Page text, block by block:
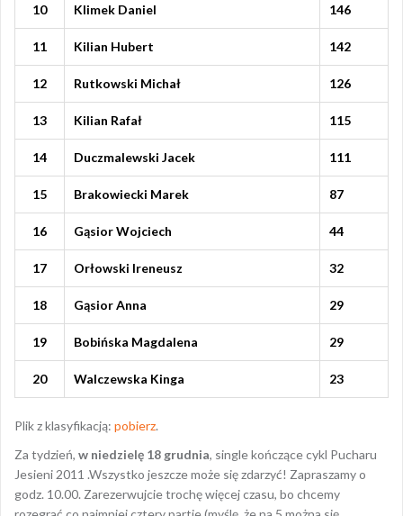
10 Klimek Daniel 146
11 Kilian Hubert 142
12 Rutkowski Michał 126
13 Kilian Rafał 115
14 Duczmalewski Jacek 111
15 Brakowiecki Marek 87
16 Gąsior Wojciech 44
17 Orłowski Ireneusz 32
18 Gąsior Anna 29
19 Bobińska Magdalena 29
20 Walczewska Kinga 23
Plik z klasyfikacją: pobierz.
Za tydzień, w niedzielę 18 grudnia, single kończące cykl Pucharu
Jesieni 2011 .Wszystko jeszcze może się zdarzyć! Zapraszamy o
godz. 10.00. Zarezerwujcie trochę więcej czasu, bo chcemy